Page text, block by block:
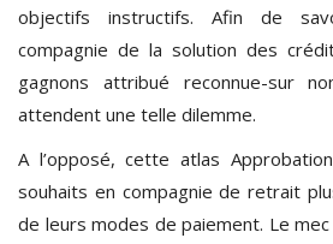
objectifs instructifs. Afin de
compagnie de la solution des
gagnons attribué reconnue-sur
attendent une telle dilemme.
A l’opposé, cette atlas
souhaits en compagnie de retrait
de leurs modes de paiement. Le